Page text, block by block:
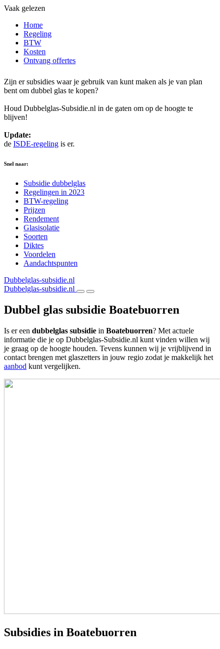
Vaak gelezen
Home
Regeling
BTW
Kosten
Ontvang offertes
Zijn er subsidies waar je gebruik van kunt maken als je van plan
bent om dubbel glas te kopen?
Houd Dubbelglas-Subsidie.nl in de gaten om op de hoogte te
blijven!
Update:
de ISDE-regeling is er.
Snel naar:
Subsidie dubbelglas
Regelingen in 2023
BTW-regeling
Prijzen
Rendement
Glasisolatie
Soorten
Diktes
Voordelen
Aandachtspunten
Dubbelglas-subsidie.nl
Dubbelglas-subsidie.nl
Dubbel glas subsidie Boatebuorren
Is er een dubbelglas subsidie in Boatebuorren? Met actuele
informatie die je op Dubbelglas-Subsidie.nl kunt vinden willen wij
je graag op de hoogte houden. Tevens kunnen wij je vrijblijvend in
contact brengen met glaszetters in jouw regio zodat je makkelijk het
aanbod kunt vergelijken.
Subsidies in Boatebuorren